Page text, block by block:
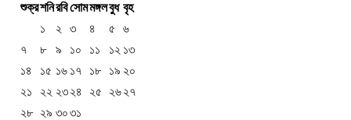
শুক্রশনিরবিসোমমঙ্গলবুধ বৃহ
১
২ ৩ ৪ ৫
৬
৭
৮ ৯ ১০ ১১ ১২ ১৩
১৪
১৫ ১৬ ১৭ ১৮ ১৯ ২০
২১
২২ ২৩২৪ ২৫ ২৬২৭
২৮ ২৯ ৩০৩১